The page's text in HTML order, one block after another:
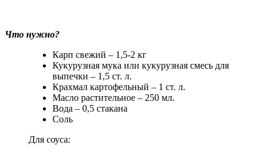
Что нужно?
Карп свежий – 1,5-2 кг
Кукурузная мука или кукурузная смесь для
выпечки – 1,5 ст. л.
Крахмал картофельный – 1 ст. л.
Масло растительное – 250 мл.
Вода – 0,5 стакана
Соль
Для соуса: